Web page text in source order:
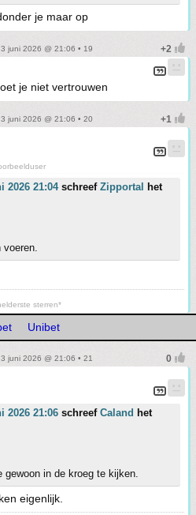
je maar op
juni 2026 @ 21:06 • 19
je niet vertrouwen
juni 2026 @ 21:06 • 20
2026 21:04schreef Zipportal
het
sterren*
Unibet
juni 2026 @ 21:06 • 21
2026 21:06 schreef Caland het
gewoon in de kroeg te kijken.
eigenlijk.